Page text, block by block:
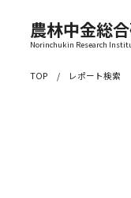
農林中金総
Norinchukin Research
TOP レポート検索